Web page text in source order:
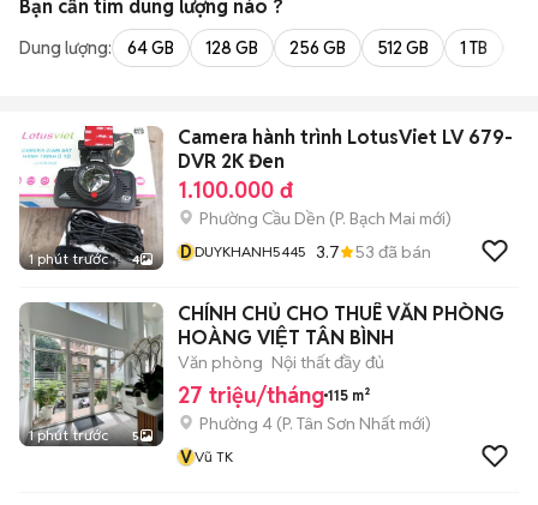
Bạn cần tìm dung lượng nào ?
Dung lượng: 64 GB 128 GB 256 GB 512 GB 1 TB
1 phút trước 4
Camera hành trình LotusViet LV 679-
DVR 2K Đen
1.100.000 đ
Phường Cầu Dền (P. Bạch Mai mới)
DDUYKHANH5445 3.7 53 đã bán
1 phút trước 5
CHÍNH CHỦ CHO THUÊ VĂN PHÒNG
HOÀNG VIỆT TÂN BÌNH
Văn phòng Nội thất đầy đủ
27 triệu/tháng 115 m²
Phường 4 (P. Tân Sơn Nhất mới)
VVũ TK